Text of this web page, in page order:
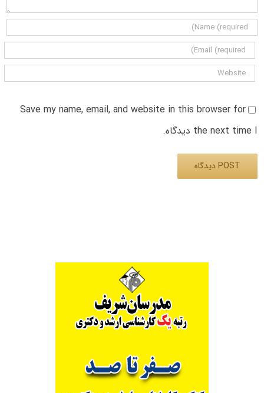
Save my name, email, and website in this browser for
the next time I دیدگاه.